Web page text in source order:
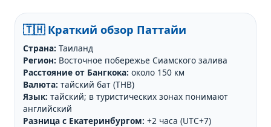
🇹🇭 Краткий обзор Паттайи
Страна: Таиланд
Регион: Восточное побережье Сиамского залива
Расстояние от Бангкока: около 150 км
Валюта: тайский бат (THB)
Язык: тайский; в туристических зонах понимают
английский
Разница с Екатеринбургом: +2 часа (UTC+7)